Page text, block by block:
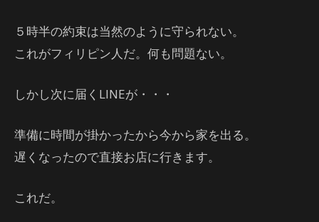
５時半の約束は当然のように守られない。
これがフィリピン人だ。何も問題ない。
しかし次に届くLINEが・・・
準備に時間が掛かったから今から家を出る。
遅くなったので直接お店に行きます。
これだ。